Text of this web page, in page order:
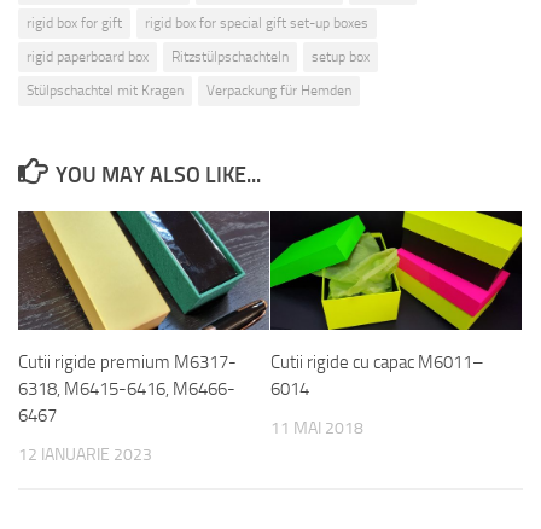
rigid box for gift
rigid box for special gift set-up boxes
rigid paperboard box
Ritzstülpschachteln
setup box
Stülpschachtel mit Kragen
Verpackung für Hemden
YOU MAY ALSO LIKE...
Cutii rigide premium M6317-
6318, M6415-6416, M6466-
6467
12 IANUARIE 2023
Cutii rigide cu capac M6011–
6014
11 MAI 2018